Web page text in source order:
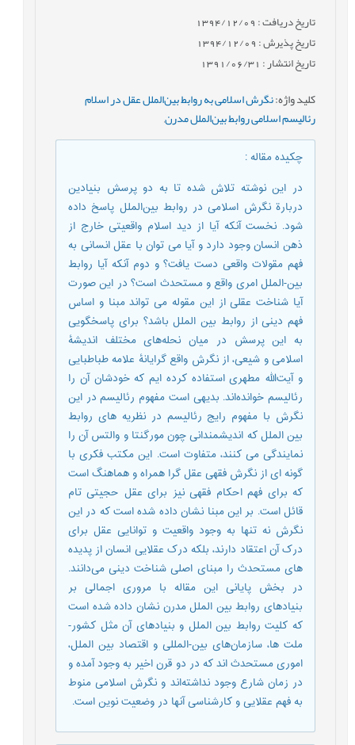
تاریخ دریافت : 1394/12/09
تاریخ پذیرش : 1394/12/09
تاریخ انتشار : 1391/06/31
کلید واژه:نگرش اسلامی به روابط بین‌الملل عقل در اسلام
رئالیسم اسلامی روابط بین‌الملل مدرن,
چکیده مقاله:
در این نوشته تلاش شده تا به دو پرسش بنیادین
دربارة نگرش اسلامی در روابط بین‌الملل پاسخ داده
شود. نخست آنکه آیا از دید اسلام واقعیتی خارج از
ذهن انسان وجود دارد و آیا می توان با عقل انسانی به
فهم مقولات واقعی دست یافت؟ و دوم آنکه آیا روابط
بین-الملل امری واقع و مستحدث است؟ در این صورت
آیا شناخت عقلی از این مقوله می تواند مبنا و اساس
فهم دینی از روابط بین الملل باشد؟ برای پاسخگویی
به این پرسش در میان نحله‌های مختلف اندیشۀ
اسلامی و شیعی، از نگرش واقع گرایانۀ علامه طباطبایی
و آیت‌الله مطهری استفاده کرده ایم که خودشان آن را
رئالیسم خوانده‌اند. بدیهی است مفهوم رئالیسم در این
نگرش با مفهوم رایج رئالیسم در نظریه های روابط
بین الملل که اندیشمندانی چون مورگنتا و والتس آن را
نمایندگی می کنند، متفاوت است. این مکتب فکری با
گونه ای از نگرش فقهی عقل گرا همراه و هماهنگ است
که برای فهم احکام فقهی نیز برای عقل حجیتی تام
قائل است. بر این مبنا نشان داده شده است که در این
نگرش نه تنها به وجود واقعیت و توانایی عقل برای
درک آن اعتقاد دارند، بلکه درک عقلایی انسان از پدیده
های مستحدث را مبنای اصلی شناخت دینی می‌دانند.
در بخش پایانی این مقاله با مروری اجمالی بر
بنیادهای روابط بین الملل مدرن نشان داده شده است
که کلیت روابط بین الملل و بنیادهای آن مثل کشور-
ملت ها، سازمان‌های بین-المللی و اقتصاد بین الملل،
اموری مستحدث اند که در دو قرن اخیر به وجود آمده و
در زمان شارع وجود نداشته‌اند و نگرش اسلامی منوط
به فهم عقلایی و کارشناسی آنها در وضعیت نوین است.